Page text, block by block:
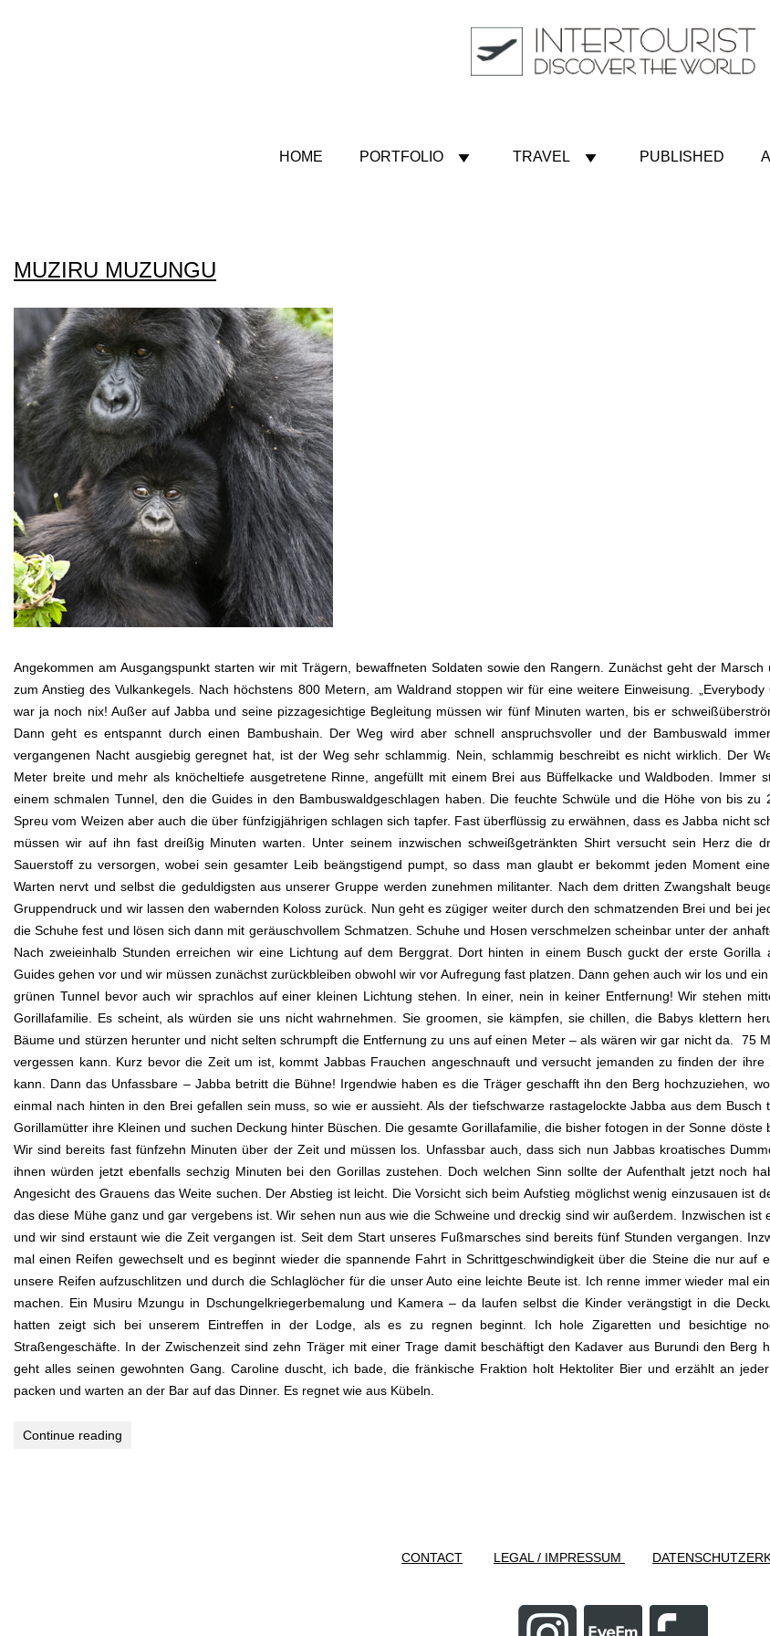
HOME PORTFOLIO TRAVEL PUBLISHED
MUZIRU MUZUNGU
Angekommen am Ausgangspunkt starten wir mit Trägern, bewaffneten Soldaten sowie den Rangern. Zunächst geht der
zum Anstieg des Vulkankegels. Nach höchstens 800 Metern, am Waldrand stoppen wir für eine weitere Einweisung. „Everybody
war ja noch nix! Außer auf Jabba und seine pizzagesichtige Begleitung müssen wir fünf Minuten warten, bis er
Dann geht es entspannt durch einen Bambushain. Der Weg wird aber schnell anspruchsvoller und der Bambuswald
vergangenen Nacht ausgiebig geregnet hat, ist der Weg sehr schlammig. Nein, schlammig beschreibt es nicht wirklich. Der
Meter breite und mehr als knöcheltiefe ausgetretene Rinne, angefüllt mit einem Brei aus Büffelkacke und Waldboden. Immer
einem schmalen Tunnel, den die Guides in den Bambuswaldgeschlagen haben. Die feuchte Schwüle und die Höhe von bis zu
Spreu vom Weizen aber auch die über fünfzigjährigen schlagen sich tapfer. Fast überflüssig zu erwähnen, dass es Jabba nicht
müssen wir auf ihn fast dreißig Minuten warten. Unter seinem inzwischen schweißgetränkten Shirt versucht sein Herz die
Sauerstoff zu versorgen, wobei sein gesamter Leib beängstigend pumpt, so dass man glaubt er bekommt jeden Moment
Warten nervt und selbst die geduldigsten aus unserer Gruppe werden zunehmen militanter. Nach dem dritten Zwangshalt
Gruppendruck und wir lassen den wabernden Koloss zurück. Nun geht es zügiger weiter durch den schmatzenden Brei und bei
die Schuhe fest und lösen sich dann mit geräuschvollem Schmatzen. Schuhe und Hosen verschmelzen scheinbar unter der
Nach zweieinhalb Stunden erreichen wir eine Lichtung auf dem Berggrat. Dort hinten in einem Busch guckt der erste Gorilla
Guides gehen vor und wir müssen zunächst zurückbleiben obwohl wir vor Aufregung fast platzen. Dann gehen auch wir los und
grünen Tunnel bevor auch wir sprachlos auf einer kleinen Lichtung stehen. In einer, nein in keiner Entfernung! Wir stehen
Gorillafamilie. Es scheint, als würden sie uns nicht wahrnehmen. Sie groomen, sie kämpfen, sie chillen, die Babys klettern
Bäume und stürzen herunter und nicht selten schrumpft die Entfernung zu uns auf einen Meter – als wären wir gar nicht da. 75
vergessen kann. Kurz bevor die Zeit um ist, kommt Jabbas Frauchen angeschnauft und versucht jemanden zu finden der ihre
kann. Dann das Unfassbare – Jabba betritt die Bühne! Irgendwie haben es die Träger geschafft ihn den Berg hochzuziehen,
einmal nach hinten in den Brei gefallen sein muss, so wie er aussieht. Als der tiefschwarze rastagelockte Jabba aus dem Busch
Gorillamütter ihre Kleinen und suchen Deckung hinter Büschen. Die gesamte Gorillafamilie, die bisher fotogen in der Sonne döste
Wir sind bereits fast fünfzehn Minuten über der Zeit und müssen los. Unfassbar auch, dass sich nun Jabbas kroatisches
ihnen würden jetzt ebenfalls sechzig Minuten bei den Gorillas zustehen. Doch welchen Sinn sollte der Aufenthalt jetzt noch
Angesicht des Grauens das Weite suchen. Der Abstieg ist leicht. Die Vorsicht sich beim Aufstieg möglichst wenig einzusauen ist
das diese Mühe ganz und gar vergebens ist. Wir sehen nun aus wie die Schweine und dreckig sind wir außerdem. Inzwischen ist
und wir sind erstaunt wie die Zeit vergangen ist. Seit dem Start unseres Fußmarsches sind bereits fünf Stunden vergangen.
mal einen Reifen gewechselt und es beginnt wieder die spannende Fahrt in Schrittgeschwindigkeit über die Steine die nur auf
unsere Reifen aufzuschlitzen und durch die Schlaglöcher für die unser Auto eine leichte Beute ist. Ich renne immer wieder mal
machen. Ein Musiru Mzungu in Dschungelkriegerbemalung und Kamera – da laufen selbst die Kinder verängstigt in die
hatten zeigt sich bei unserem Eintreffen in der Lodge, als es zu regnen beginnt. Ich hole Zigaretten und besichtige
Straßengeschäfte. In der Zwischenzeit sind zehn Träger mit einer Trage damit beschäftigt den Kadaver aus Burundi den Berg
geht alles seinen gewohnten Gang. Caroline duscht, ich bade, die fränkische Fraktion holt Hektoliter Bier und erzählt an
packen und warten an der Bar auf das Dinner. Es regnet wie aus Kübeln.
Continue reading
CONTACT LEGAL / IMPRESSUM